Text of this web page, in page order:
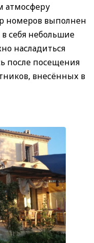
атмосферу
номеров выполнен
себя небольшие
насладиться
после посещения
внесённых в